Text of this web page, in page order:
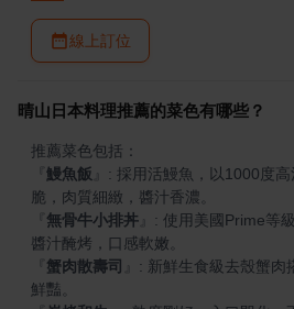
線上訂位
晴山日本料理推薦的菜色有哪些？
鰻魚飯
: 採用活鰻魚，以1000度
無骨牛小排丼
: 使用美國Prime等
蟹肉散壽司
: 新鮮生食級去殼蟹肉